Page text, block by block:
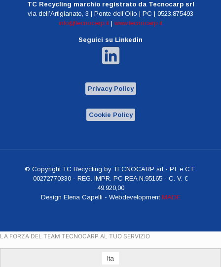
TC Recycling marchio registrato da Tecnocarp srl
via dell’Artigianato, 3 | Ponte dell’Olio | PC | 0523.875493
info@tecnocarp.it| www.tecnocarp.it
Seguici su Linkedin
Privacy Policy
Cookie Policy
© Copyright TC Recycling by TECNOCARP srl - P.I. e C.F.
00272770330 - REG. IMPR. PC REA N.95165 - C. V. €
49.920,00
Design Elena Capelli - Webdevelopment MADE
LA FORZA DEL TEAM TECNOCARP AL TUO SERVIZIO
Ita